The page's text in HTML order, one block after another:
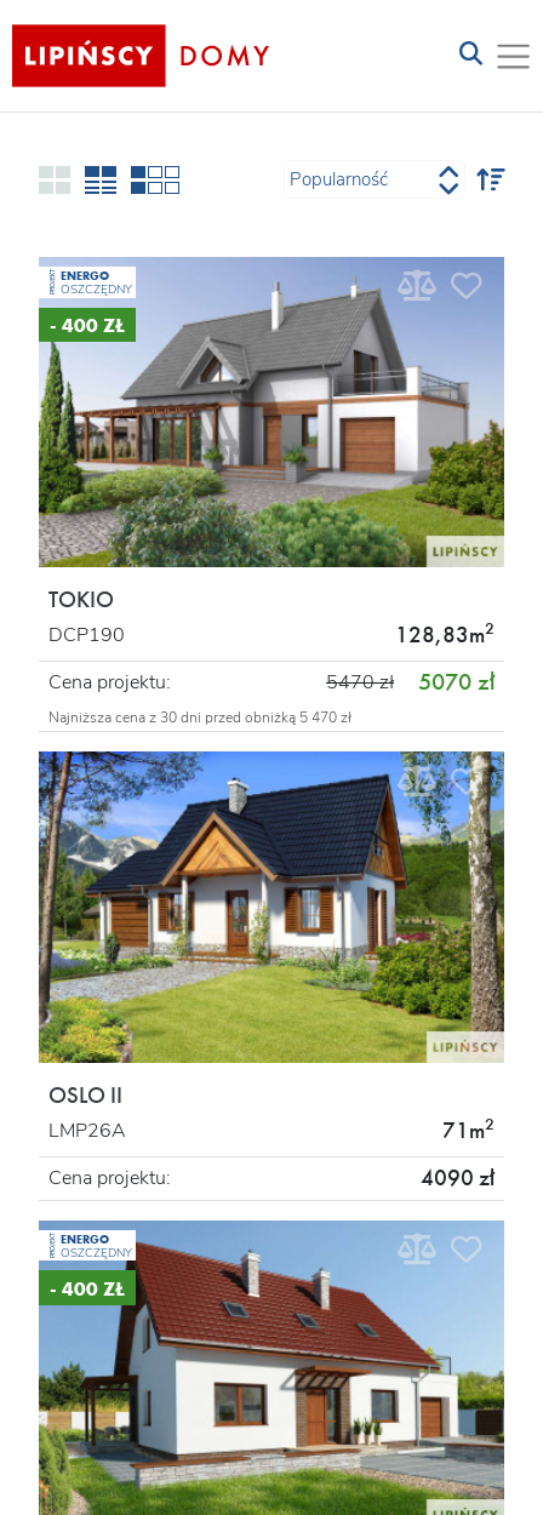
PROJEKT ENERGO
OSZCZĘDNY
- 400 ZŁ
TOKIO
DCP190 128,83m2
Cena projektu: 5070 zł
5470 zł
Najniższa cena z 30 dni przed obniżką 5 470 zł
OSLO II
LMP26A 71m2
Cena projektu: 4090 zł
PROJEKT ENERGO
OSZCZĘDNY
- 400 ZŁ